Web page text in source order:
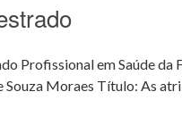
Profissional em Saúde da
Moraes Título: As